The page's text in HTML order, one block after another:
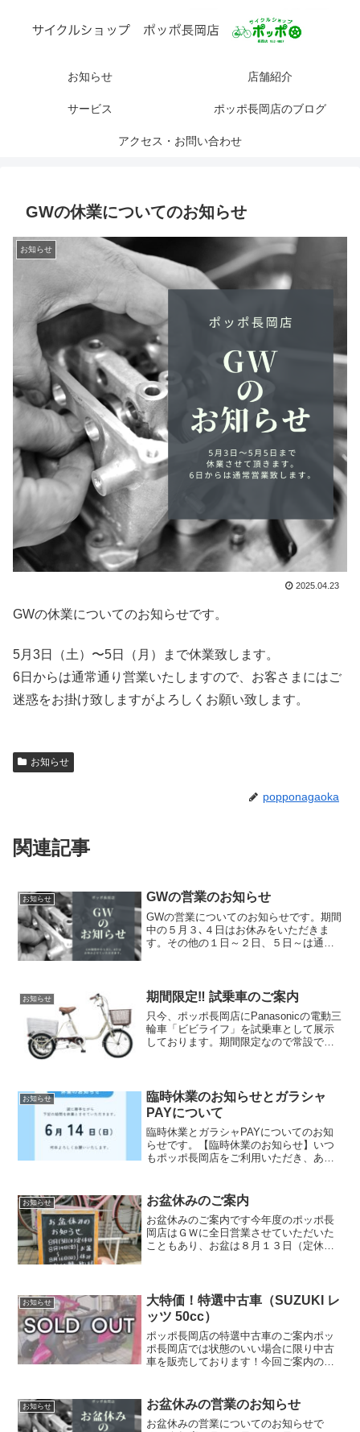
お知らせ 店舗紹介
サービス ポッポ長岡店のブログ
アクセス・お問い合わせ
GWの休業についてのお知らせ
お知らせ
2025.04.23
GWの休業についてのお知らせです。
5月3日（土）〜5日（月）まで休業致します。
6日からは通常通り営業いたしますので、お客さまにはご
迷惑をお掛け致しますがよろしくお願い致します。
お知らせ
popponagaoka
関連記事
お知らせ GWの営業のお知らせ
GWの営業についてのお知らせです。期間
中の５月３､４日はお休みをいただきま
す。その他の１日～２日、５日～は通常
業しておりますの...
お知らせ 期間限定‼︎ 試乗車のご案内
只今、ポッポ長岡店にPanasonicの電動三
輪車「ビビライフ」を試乗車として展示
しております。期間限定なので常設では
ご来店頂...
お知らせ
臨時休業のお知らせとガラシャ
PAYについて
臨時休業とガラシャPAYについてのお知
らせです。【臨時休業のお知らせ】いつ
もポッポ長岡店をご利用いただき、あり
ていただきます。お客様にはご不便をお
かけいたしますが、...
お知らせ お盆休みのご案内
お盆休みのご案内です今年度のポッポ長
岡店はＧＷに全日営業させていただいた
こともあり、お盆は８月１３日（定休
ので、ご愛顧のほど宜しくお...
お知らせ
大特価！特選中古車（SUZUKI レ
ッツ 50cc）
ポッポ長岡店の特選中古車のご案内ポッ
ポ長岡店では状態のいい場合に限り中古
車を販売しております！今回ご案内の中
も516kmと走行距離が少ないバイクなの
で、これ...
お知らせ お盆休みの営業のお知らせ
お盆休みの営業についてのお知らせで